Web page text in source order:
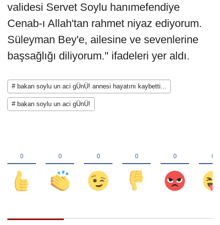
validesi Servet Soylu hanımefendiye
Cenab-ı Allah'tan rahmet niyaz ediyorum.
Süleyman Bey'e, ailesine ve sevenlerine
başsağlığı diliyorum." ifadeleri yer aldı.
# bakan soylu un aci gÜnÜ! annesi hayatını kaybetti...
# bakan soylu un aci gÜnÜ!